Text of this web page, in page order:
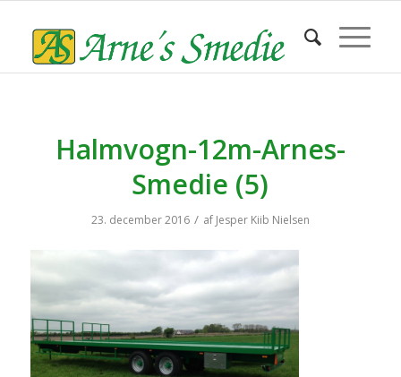
Halmvogn-12m-Arnes-
Smedie (5)
23. december 2016 / af Jesper Kiib Nielsen